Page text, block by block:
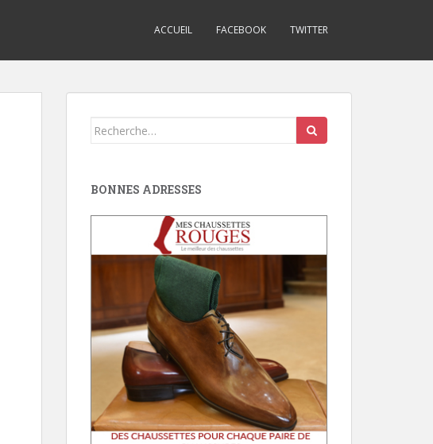
ACCUEIL FACEBOOK TWITTER
Search
BONNES ADRESSES